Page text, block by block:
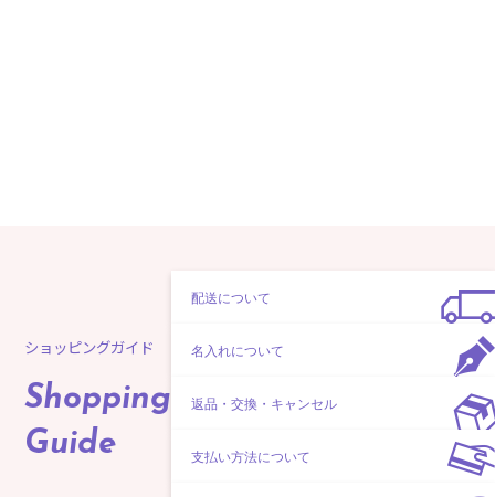
ショッピングガイド
Shopping
Guide
配送について
名入れについて
返品・交換・キャンセル
支払い方法について